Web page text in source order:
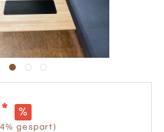
gespart)